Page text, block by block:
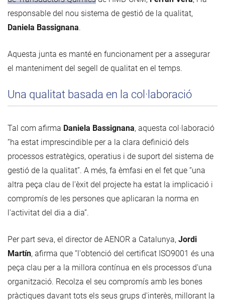
responsable del nou sistema de gestió de la qualitat,
Daniela Bassignana.
Aquesta junta es manté en funcionament per a assegurar
el manteniment del segell de qualitat en el temps.
Una qualitat basada en la col·laboració
Tal com afirma Daniela Bassignana, aquesta col·laboració
“ha estat imprescindible per a la clara definició dels
processos estratègics, operatius i de suport del sistema de
gestió de la qualitat”. A més, fa èmfasi en el fet que “una
altra peça clau de l'èxit del projecte ha estat la implicació i
compromís de les persones que aplicaran la norma en
l'activitat del dia a dia”.
Per part seva, el director de AENOR a Catalunya, Jordi
Martín, afirma que “l'obtenció del certificat ISO9001 és una
peça clau per a la millora contínua en els processos d'una
organització. Recolza el seu compromís amb les bones
pràctiques davant tots els seus grups d'interès, millorant la